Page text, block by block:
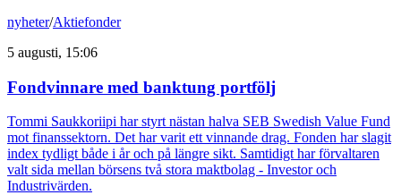
nyheter/Aktiefonder
5 augusti, 15:06
Fondvinnare med banktung portfölj
Tommi Saukkoriipi har styrt nästan halva SEB Swedish Value Fund
mot finanssektorn. Det har varit ett vinnande drag. Fonden har slagit
index tydligt både i år och på längre sikt. Samtidigt har förvaltaren
valt sida mellan börsens två stora maktbolag - Investor och
Industrivärden.